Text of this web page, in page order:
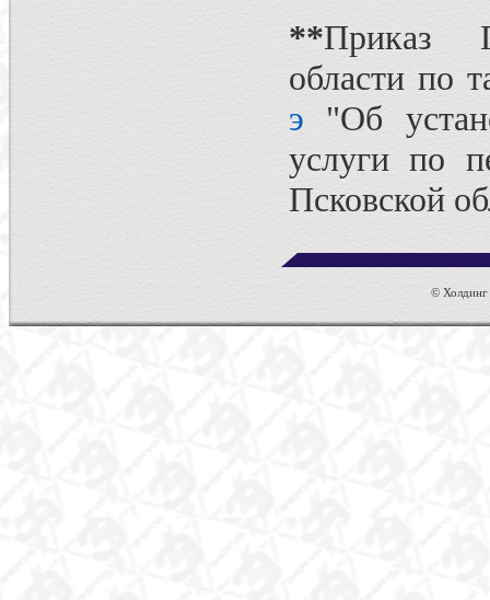
**Приказ
области по
э "Об
услуги по
Псковской
© Холдинг